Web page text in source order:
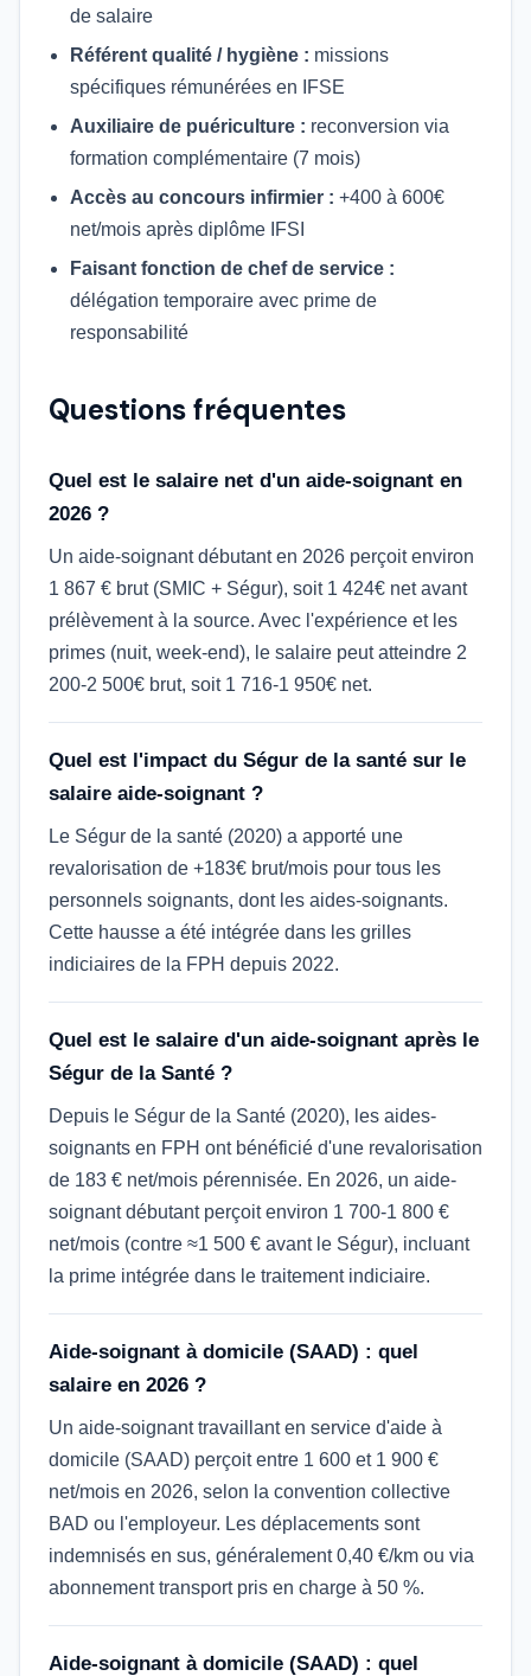
de salaire
Référent qualité / hygiène : missions
spécifiques rémunérées en IFSE
Auxiliaire de puériculture : reconversion via
formation complémentaire (7 mois)
Accès au concours infirmier : +400 à 600€
net/mois après diplôme IFSI
Faisant fonction de chef de service :
délégation temporaire avec prime de
responsabilité
Questions fréquentes
Quel est le salaire net d'un aide-soignant en
2026 ?
Un aide-soignant débutant en 2026 perçoit environ
1 867 € brut (SMIC + Ségur), soit 1 424€ net avant
prélèvement à la source. Avec l'expérience et les
primes (nuit, week-end), le salaire peut atteindre 2
200-2 500€ brut, soit 1 716-1 950€ net.
Quel est l'impact du Ségur de la santé sur le
salaire aide-soignant ?
Le Ségur de la santé (2020) a apporté une
revalorisation de +183€ brut/mois pour tous les
personnels soignants, dont les aides-soignants.
Cette hausse a été intégrée dans les grilles
indiciaires de la FPH depuis 2022.
Quel est le salaire d'un aide-soignant après le
Ségur de la Santé ?
Depuis le Ségur de la Santé (2020), les aides-
soignants en FPH ont bénéficié d'une revalorisation
de 183 € net/mois pérennisée. En 2026, un aide-
soignant débutant perçoit environ 1 700-1 800 €
net/mois (contre ≈1 500 € avant le Ségur), incluant
la prime intégrée dans le traitement indiciaire.
Aide-soignant à domicile (SAAD) : quel
salaire en 2026 ?
Un aide-soignant travaillant en service d'aide à
domicile (SAAD) perçoit entre 1 600 et 1 900 €
net/mois en 2026, selon la convention collective
BAD ou l'employeur. Les déplacements sont
indemnisés en sus, généralement 0,40 €/km ou via
abonnement transport pris en charge à 50 %.
Aide-soignant à domicile (SAAD) : quel